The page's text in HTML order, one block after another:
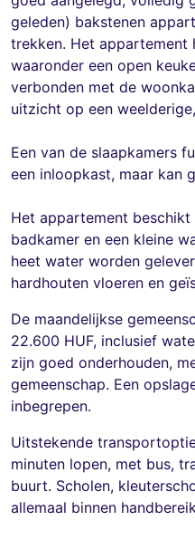
geleden) bakstenen
trekken. Het appartement
waaronder een open
verbonden met de
uitzicht op een
Een van de slaapkamers
een inloopkast, maar kan
Het appartement
badkamer en een kleine
heet water worden
hardhouten vloeren en
De maandelijkse
22.600 HUF, inclusief
zijn goed onderhouden,
gemeenschap. Een
inbegrepen.
Uitstekende
minuten lopen, met bus,
buurt. Scholen,
allemaal binnen